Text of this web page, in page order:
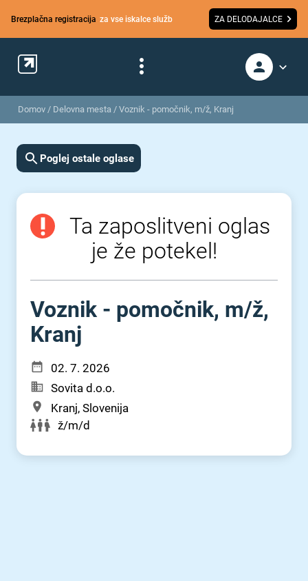
Brezplačna registracija za vse iskalce služb ZA DELODAJALCE
Domov / Delovna mesta / Voznik - pomočnik, m/ž, Kranj
Poglej ostale oglase
Ta zaposlitveni oglas
je že potekel!
Voznik - pomočnik, m⁠/⁠ž,
Kranj
02. 7. 2026
Sovita d.o.o.
Kranj, Slovenija
ž/m/d